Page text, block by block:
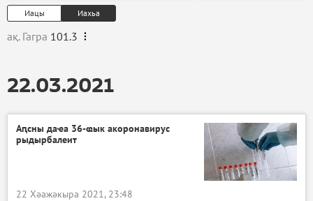
Иацы Иахьа
ақ. Гагра 101.3
22.03.2021
Аԥсны даҽа 36-ҩык акоронавирус
рыдырбалеит
22 Хәажәкыра 2021, 23:48